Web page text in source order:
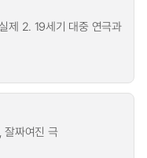
제 2. 19세기 대중 연극과
잘짜여진 극